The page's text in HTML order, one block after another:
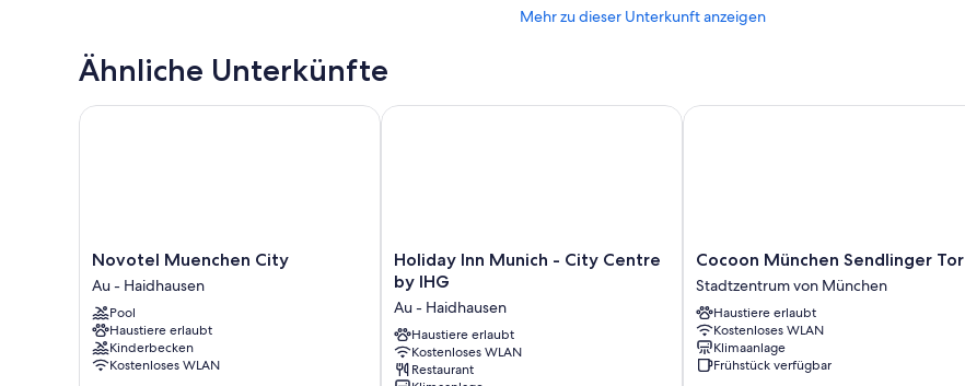
Mehr zu dieser Unterkunft anzeigen
Ähnliche Unterkünfte
Novotel
Muenchen
City
Au
-
Haidhausen
Novotel Muenchen City
Au - Haidhausen
Pool
Haustiere erlaubt
Kinderbecken
Kostenloses WLAN
Novotel Muenchen City
Holiday
Inn
Munich
-
City
Centre
by
Holiday Inn Munich - City Centre
by IHG
Au - Haidhausen
Haustiere erlaubt
Kostenloses WLAN
Restaurant
Holiday Inn Munich - City Centre by IHG
Cocoon
München
Sendlinger
Tor
Stadtzentrum
von
München
Cocoon München Sendlinger Tor
Stadtzentrum von München
Haustiere erlaubt
Kostenloses WLAN
Klimaanlage
Frühstück verfügbar
Cocoon München Sendlinger Tor